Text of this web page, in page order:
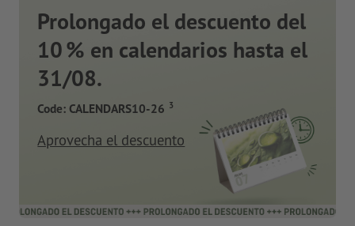
Prolongado el descuento del
10 % en calendarios hasta el
31/08.
Code: CALENDARS10-26 3
Aprovecha el descuento